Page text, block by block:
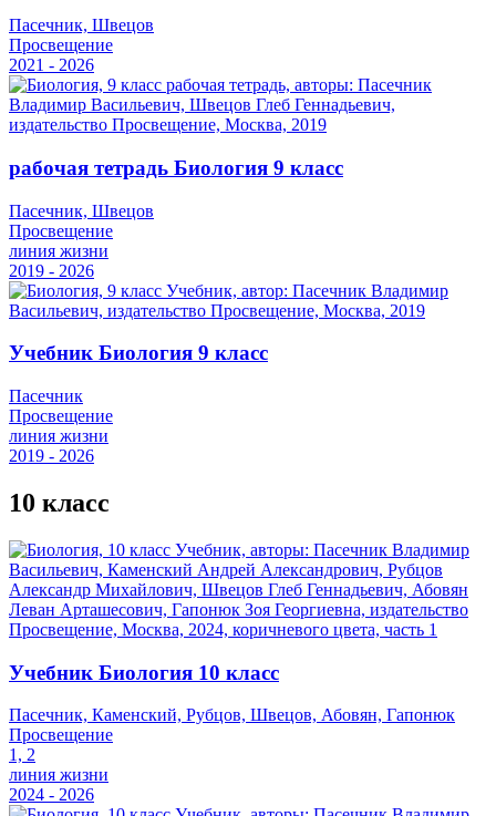
Пасечник, Швецов
Просвещение
2021 - 2026
рабочая тетрадь Биология 9 класс
Пасечник, Швецов
Просвещение
линия жизни
2019 - 2026
Учебник Биология 9 класс
Пасечник
Просвещение
линия жизни
2019 - 2026
10 класс
Учебник Биология 10 класс
Пасечник, Каменский, Рубцов, Швецов, Абовян, Гапонюк
Просвещение
1, 2
линия жизни
2024 - 2026